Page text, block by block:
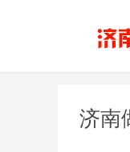
济南